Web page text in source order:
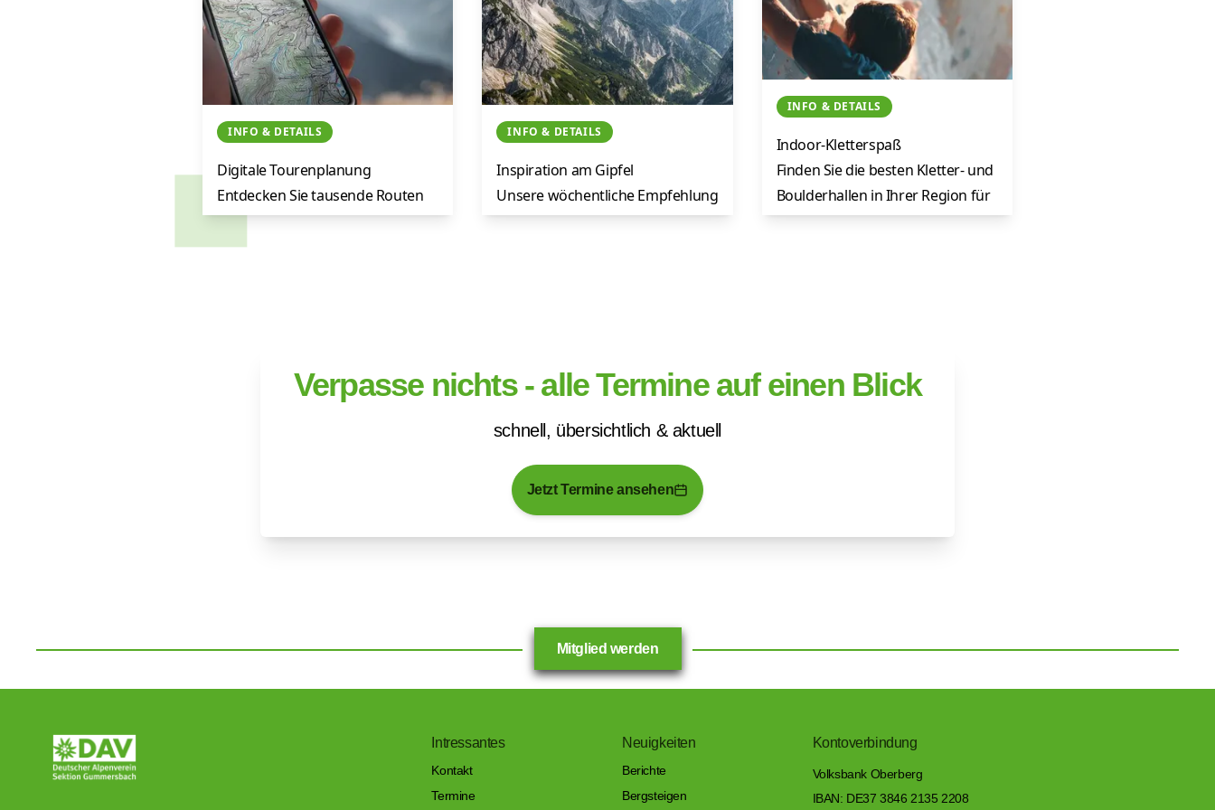
Alpenvereinaktiv
INFO & DETAILS
Digitale Tourenplanung
Entdecken Sie tausende Routen
mit GPS-Tracks, detaillierten
Karten und hilfreichen
Tour der
Woche
INFO & DETAILS
Inspiration am Gipfel
Unsere wöchentliche Empfehlung
für besonders schöne und
Kletterhallen-
suche
INFO & DETAILS
Indoor-Kletterspaß
Finden Sie die besten Kletter- und
Boulderhallen in Ihrer Region für
Training und Freizeit.
Verpasse nichts - alle Termine auf einen Blick
schnell, übersichtlich & aktuell
Jetzt Termine ansehen
Mitglied werden
Intressantes
Kontakt
Termine
Neuigkeiten
Berichte
Bergsteigen
Kontoverbindung
Volksbank Oberberg
IBAN: DE37 3846 2135 2208